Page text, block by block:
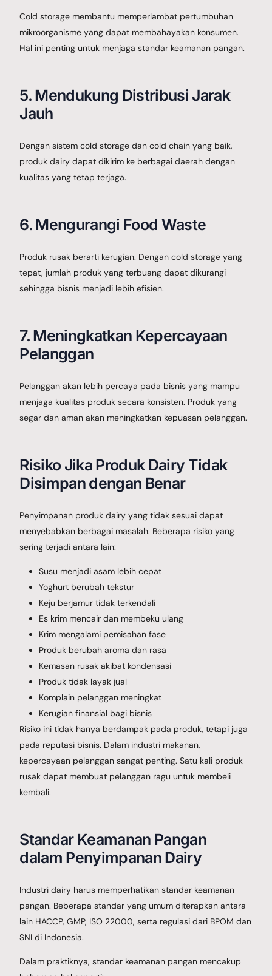
Cold storage membantu memperlambat pertumbuhan
mikroorganisme yang dapat membahayakan konsumen.
Hal ini penting untuk menjaga standar keamanan pangan.
5. Mendukung Distribusi Jarak
Jauh
Dengan sistem cold storage dan cold chain yang baik,
produk dairy dapat dikirim ke berbagai daerah dengan
kualitas yang tetap terjaga.
6. Mengurangi Food Waste
Produk rusak berarti kerugian. Dengan cold storage yang
tepat, jumlah produk yang terbuang dapat dikurangi
sehingga bisnis menjadi lebih efisien.
7. Meningkatkan Kepercayaan
Pelanggan
Pelanggan akan lebih percaya pada bisnis yang mampu
menjaga kualitas produk secara konsisten. Produk yang
segar dan aman akan meningkatkan kepuasan pelanggan.
Risiko Jika Produk Dairy Tidak
Disimpan dengan Benar
Penyimpanan produk dairy yang tidak sesuai dapat
menyebabkan berbagai masalah. Beberapa risiko yang
sering terjadi antara lain:
Susu menjadi asam lebih cepat
Yoghurt berubah tekstur
Keju berjamur tidak terkendali
Es krim mencair dan membeku ulang
Krim mengalami pemisahan fase
Produk berubah aroma dan rasa
Kemasan rusak akibat kondensasi
Produk tidak layak jual
Komplain pelanggan meningkat
Kerugian finansial bagi bisnis
Risiko ini tidak hanya berdampak pada produk, tetapi juga
pada reputasi bisnis. Dalam industri makanan,
kepercayaan pelanggan sangat penting. Satu kali produk
rusak dapat membuat pelanggan ragu untuk membeli
kembali.
Standar Keamanan Pangan
dalam Penyimpanan Dairy
Industri dairy harus memperhatikan standar keamanan
pangan. Beberapa standar yang umum diterapkan antara
lain HACCP, GMP, ISO 22000, serta regulasi dari BPOM dan
SNI di Indonesia.
Dalam praktiknya, standar keamanan pangan mencakup